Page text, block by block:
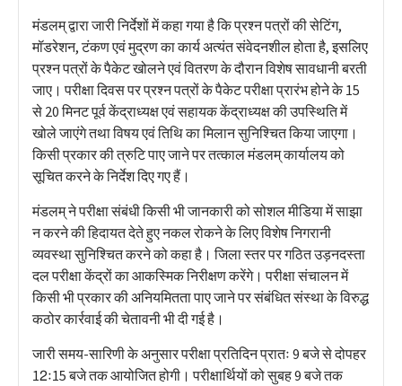
मंडलम् द्वारा जारी निर्देशों में कहा गया है कि प्रश्न पत्रों की सेटिंग,
मॉडरेशन, टंकण एवं मुद्रण का कार्य अत्यंत संवेदनशील होता है, इसलिए
प्रश्न पत्रों के पैकेट खोलने एवं वितरण के दौरान विशेष सावधानी बरती
जाए। परीक्षा दिवस पर प्रश्न पत्रों के पैकेट परीक्षा प्रारंभ होने के 15
से 20 मिनट पूर्व केंद्राध्यक्ष एवं सहायक केंद्राध्यक्ष की उपस्थिति में
खोले जाएंगे तथा विषय एवं तिथि का मिलान सुनिश्चित किया जाएगा।
किसी प्रकार की त्रुटि पाए जाने पर तत्काल मंडलम् कार्यालय को
सूचित करने के निर्देश दिए गए हैं।
मंडलम् ने परीक्षा संबंधी किसी भी जानकारी को सोशल मीडिया में साझा
न करने की हिदायत देते हुए नकल रोकने के लिए विशेष निगरानी
व्यवस्था सुनिश्चित करने को कहा है। जिला स्तर पर गठित उड़नदस्ता
दल परीक्षा केंद्रों का आकस्मिक निरीक्षण करेंगे। परीक्षा संचालन में
किसी भी प्रकार की अनियमितता पाए जाने पर संबंधित संस्था के विरुद्ध
कठोर कार्रवाई की चेतावनी भी दी गई है।
जारी समय-सारिणी के अनुसार परीक्षा प्रतिदिन प्रातः 9 बजे से दोपहर
12ः15 बजे तक आयोजित होगी। परीक्षार्थियों को सुबह 9 बजे तक